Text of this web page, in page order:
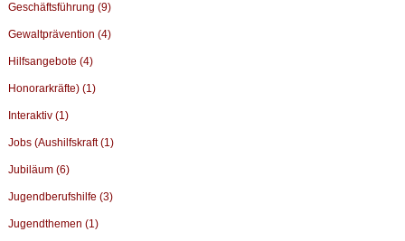
Geschäftsführung (9)
Gewaltprävention (4)
Hilfsangebote (4)
Honorarkräfte) (1)
Interaktiv (1)
Jobs (Aushilfskraft (1)
Jubiläum (6)
Jugendberufshilfe (3)
Jugendthemen (1)